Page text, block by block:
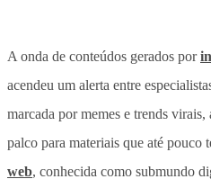
A onda de conteúdos gerados por
acendeu um alerta entre
marcada por memes e trends
palco para materiais que até pouco
web, conhecida como submundo